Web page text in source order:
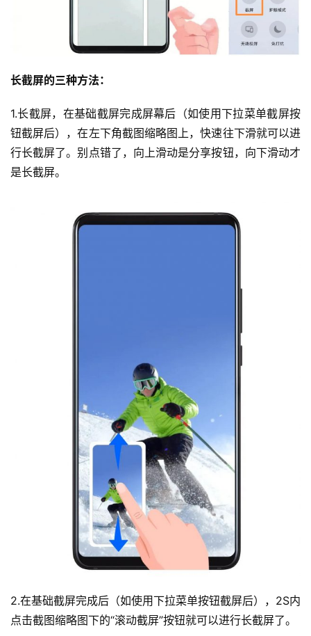
长截屏的三种方法：
1.长截屏，在基础截屏完成屏幕后（如使用下拉菜单截屏按
钮截屏后），在左下角截图缩略图上，快速往下滑就可以进
行长截屏了。别点错了，向上滑动是分享按钮，向下滑动才
是长截屏。
2.在基础截屏完成后（如使用下拉菜单按钮截屏后），2S内
点击截图缩略图下的“滚动截屏”按钮就可以进行长截屏了。